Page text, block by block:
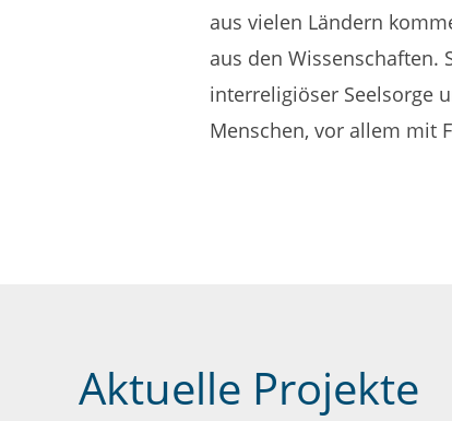
aus vielen Ländern
aus den Wissenschaften.
interreligiöser Seelsorge
Menschen, vor allem mit
Aktuelle Projekte